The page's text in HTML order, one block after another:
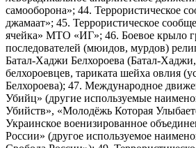
самооборона»; 44. Террористическое
джамаат»; 45. Террористическое
ячейка» МТО «ИГ»; 46. Боевое крыло
последователей (мюидов, мурдов)
Батал-Хаджи Белхороева (Батал-
белхороевцев, тариката шейха овлия
Белхороева); 47. Международное
Убийц» (другие используемые
Убийств», «Молодёжь Которая
Украинское военизированное
России» (другое используемое